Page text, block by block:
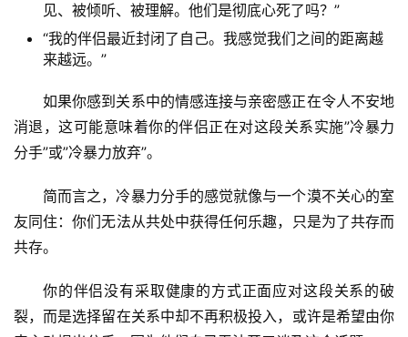
见、被倾听、被理解。他们是彻底心死了吗？”
“我的伴侣最近封闭了自己。我感觉我们之间的距离越
来越远。”
如果你感到关系中的情感连接与亲密感正在令人不安地
消退，这可能意味着你的伴侣正在对这段关系实施”冷暴力
分手”或”冷暴力放弃”。
简而言之，冷暴力分手的感觉就像与一个漠不关心的室
友同住：你们无法从共处中获得任何乐趣，只是为了共存而
共存。
你的伴侣没有采取健康的方式正面应对这段关系的破
裂，而是选择留在关系中却不再积极投入，或许是希望由你